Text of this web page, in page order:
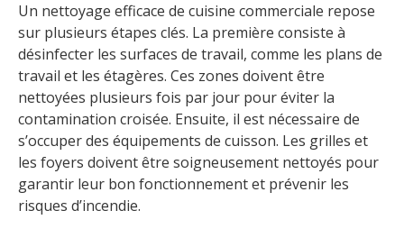
Un nettoyage efficace de cuisine commerciale repose
sur plusieurs étapes clés. La première consiste à
désinfecter les surfaces de travail, comme les plans de
travail et les étagères. Ces zones doivent être
nettoyées plusieurs fois par jour pour éviter la
contamination croisée. Ensuite, il est nécessaire de
s’occuper des équipements de cuisson. Les grilles et
les foyers doivent être soigneusement nettoyés pour
garantir leur bon fonctionnement et prévenir les
risques d’incendie.